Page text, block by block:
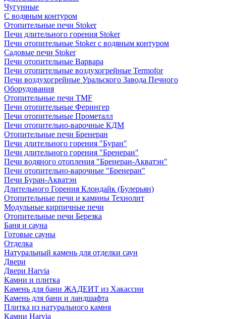
Чугунные
C водяным контуром
Отопительные печи Stoker
Печи длительного горения Stoker
Печи отопительные Stoker с водяным контуром
Садовые печи Stoker
Печи отопительные Варвара
Печи отопительные воздухогрейные Termofor
Печи воздухогрейные Уральского Завода Печного
Оборудования
Отопительные печи TMF
Печи отопительные Ферингер
Печи отопительные Прометалл
Печи отопительно-варочные КДМ
Отопительные печи Бренеран
Печи длительного горения "Буран"
Печи длительного горения "Бренеран"
Печи водяного отопления "Бренеран-Акватэн"
Печи отопительно-варочные "Бренеран"
Печи Буран-Акватэн
Длительного Горения Клондайк (Булерьян)
Отопительные печи и камины Технолит
Модульные кирпичные печи
Отопительные печи Березка
Баня и сауна
Готовые сауны
Отделка
Натуральный камень для отделки саун
Двери
Двери Harvia
Камни и плитка
Камень для бани ЖАДЕИТ из Хакассии
Камень для бани и ландшафта
Плитка из натурального камня
Камни Harvia